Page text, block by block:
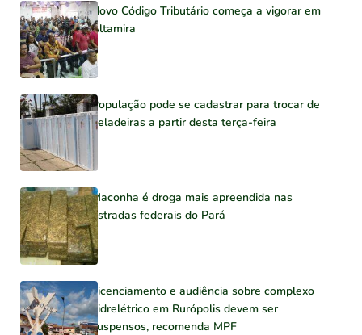
Novo Código Tributário começa a vigorar em
Altamira
População pode se cadastrar para trocar de
geladeiras a partir desta terça-feira
Maconha é droga mais apreendida nas
estradas federais do Pará
Licenciamento e audiência sobre complexo
hidrelétrico em Rurópolis devem ser
suspensos, recomenda MPF